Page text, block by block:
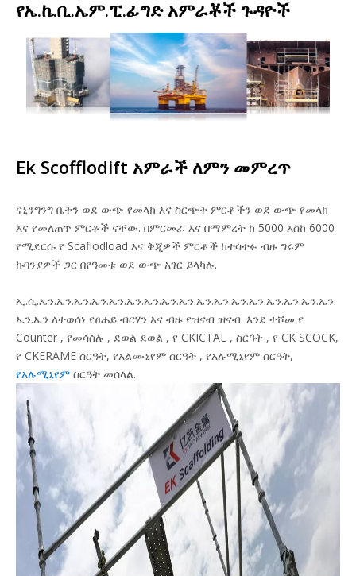
የኤ.ኬ.ቢ.ኤም.ፒ.ፊግድ አምራቾች ጉዳዮች
Ek Scofflodift አምራች ለምን መምረጥ
ናኒንግንግ ቤትን ወደ ውጭ የመላክ እና ስርጭት ምርቶችን ወደ ውጭ የመላክ
እና የመለጠጥ ምርቶች ናቸው. በምርመራ እና በማምረት ከ 5000 እስከ 6000
የሚደርሱ የ Scaflodload እና ቅጂዎች ምርቶች ከተሳተፉ ብዙ ግሩም
ኩባንያዎች ጋር በየዓመቱ ወደ ውጭ አገር ይላካሉ.
ኢ.ሲ.ኤን.ኤን.ኤን.ኤን.ኤን.ኤን.ኤን.ኤን.ኤን.ኤን.ኤን.ኤን.ኤን.ኤን.ኤን.ኤን.ኤን.
ኤን.ኤን ለተወሰነ የፀሐይ ብርሃን እና ብዙ የዝናብ ዝናብ. እንደ ተሾመ የ
Counter , የመሳሰሉ , ደወል ደወል , የ CKICTAL , ስርዓት , የ CK SCOCK,
የ CKERAME ስርዓት, የአልሙኒየም ስርዓት , የአሉሚኒየም ስርዓት,
የአሉሚኒየም ስርዓት መሰላል.